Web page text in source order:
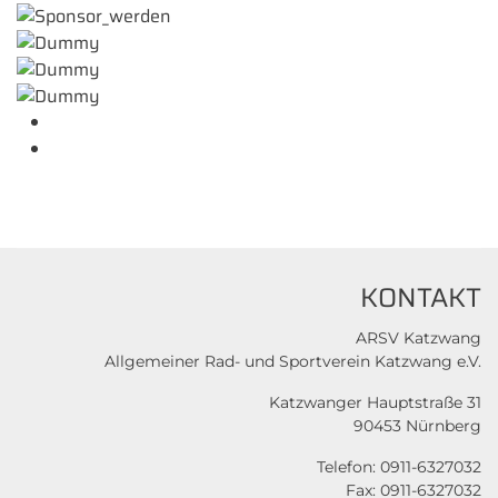
KONTAKT
ARSV Katzwang
Allgemeiner Rad- und Sportverein Katzwang e.V.
Katzwanger Hauptstraße 31
90453 Nürnberg
Telefon: 0911-6327032
Fax: 0911-6327032